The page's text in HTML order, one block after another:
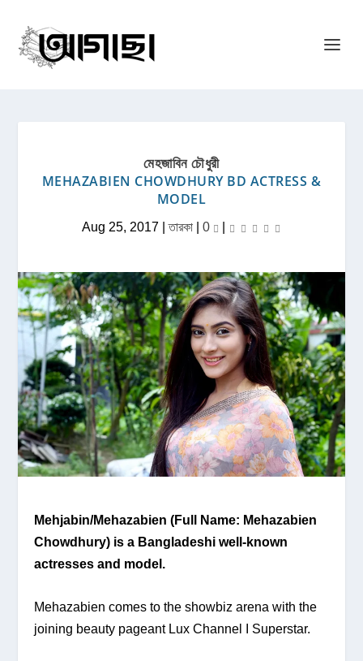
মেহজাবিন চৌধুরী
MEHAZABIEN CHOWDHURY BD ACTRESS &
MODEL
Aug 25, 2017|তারকা| 0
Mehjabin/Mehazabien (Full Name: Mehazabien
Chowdhury) is a Bangladeshi well-known
actresses and model.
Mehazabien comes to the showbiz arena with the
joining beauty pageant Lux Channel I Superstar.